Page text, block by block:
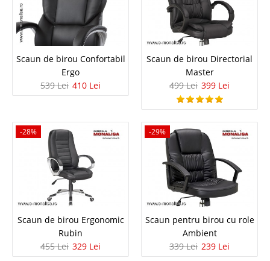
Scaun de birou Confortabil Ergo
Scaune de Birou Ergonomice - Confortabile Daca sunteti in cautarea unui
scaun de birou ergonomic si foarte confortabil, fie pentru biroul de acasa
fie pentru biroul de la serviciu, scaunul rotativ Ergo este alegerea potrivita.
Compara
410 Lei
Stoc Epuizat - Indisponibil
Adauga la Favorite
-20%
Scaun de birou Confortabil
Ergo
539 Lei 410 Lei
Scaun de birou Directorial
Master
499 Lei 399 Lei
-28%
Scaun de birou Ergonomic
Rubin
455 Lei 329 Lei
-29%
Scaun pentru birou cu role
Ambient
339 Lei 239 Lei